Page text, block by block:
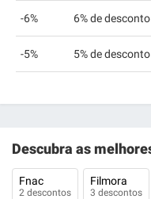
-6% 6% de
-5% 5% de
Descubra as
Fnac
2 descontos
Filmora
3 descontos